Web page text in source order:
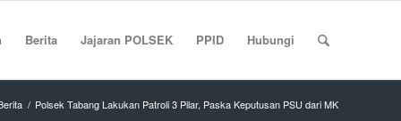
Berita Jajaran POLSEK PPID Hubungi
/ Polsek Tabang Lakukan Patroli 3 Pilar, Paska Keputusan PSU dari MK